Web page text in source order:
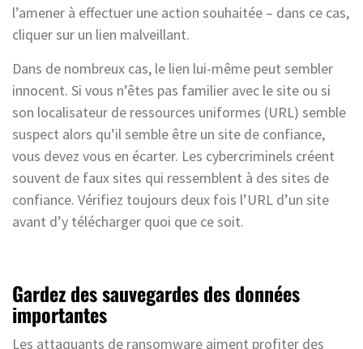
l’amener à effectuer une action souhaitée – dans ce cas,
cliquer sur un lien malveillant.
Dans de nombreux cas, le lien lui-même peut sembler
innocent. Si vous n’êtes pas familier avec le site ou si
son localisateur de ressources uniformes (URL) semble
suspect alors qu’il semble être un site de confiance,
vous devez vous en écarter. Les cybercriminels créent
souvent de faux sites qui ressemblent à des sites de
confiance. Vérifiez toujours deux fois l’URL d’un site
avant d’y télécharger quoi que ce soit.
Gardez des sauvegardes des données
importantes
Les attaquants de ransomware aiment profiter des